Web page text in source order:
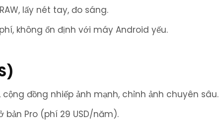
lấy nét tay, đo sáng.
không ổn định với máy Android yếu.
đồng nhiếp ảnh mạnh, chỉnh ảnh chuyên sâu.
Pro (phí 29 USD/năm).